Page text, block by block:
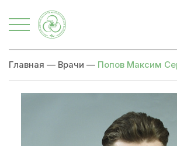
Главная — Врачи — Попов Максим